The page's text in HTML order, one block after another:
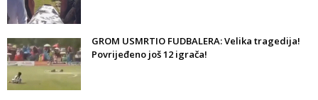
GROM USMRTIO FUDBALERA: Velika tragedija!
Povrijeđeno još 12 igrača!